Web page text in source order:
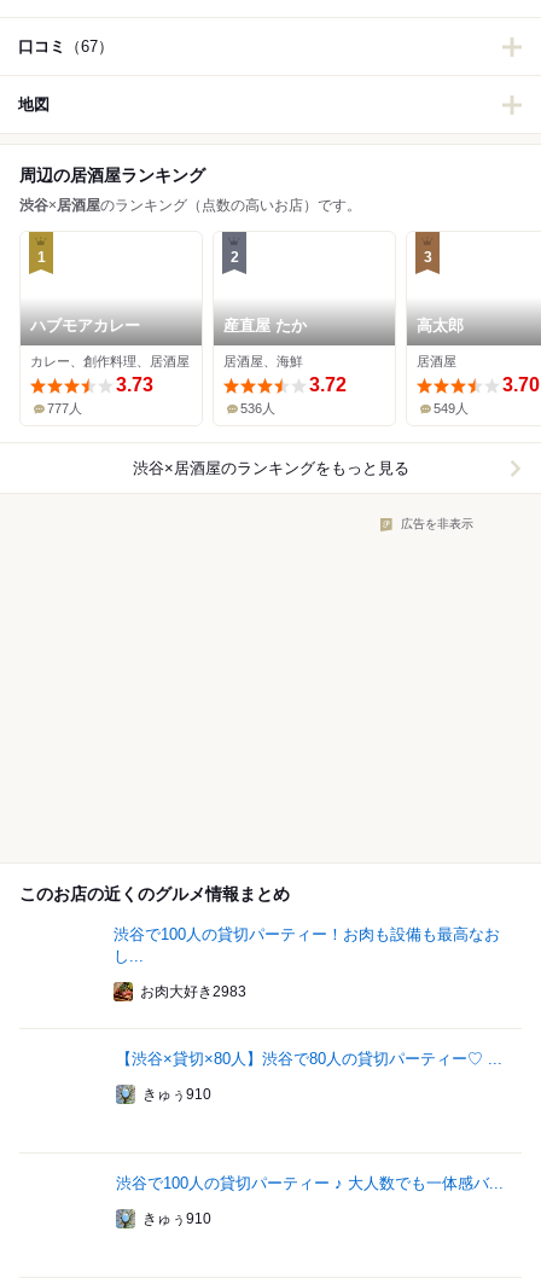
口コミ （67）
地図
周辺の居酒屋ランキング
渋谷×居酒屋のランキング（点数の高いお店）です。
1
ハブモアカレー
カレー、創作料理、居酒屋
3.73
777人
2
産直屋 たか
居酒屋、海鮮
3.72
536人
3
高太郎
居酒屋
3.70
549人
渋谷×居酒屋のランキングをもっと見る
広告を非表示
このお店の近くのグルメ情報まとめ
渋谷で100人の貸切パーティー！お肉も設備も最高なお
し...
お肉大好き2983
【渋谷×貸切×80人】渋谷で80人の貸切パーティー♡ ...
きゅぅ910
渋谷で100人の貸切パーティー ♪ 大人数でも一体感バ...
きゅぅ910